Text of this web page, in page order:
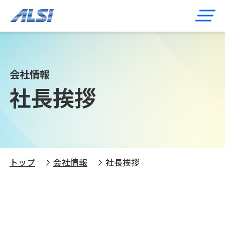
会社情報
社長挨拶
トップ 会社情報 社長挨拶